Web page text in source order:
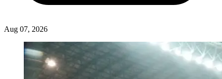
Aug 07, 2026